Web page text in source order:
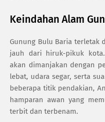
Keindahan Alam
Gunung Bulu Baria terletak
jauh dari hiruk-pikuk
akan dimanjakan dengan
lebat, udara segar, serta
beberapa titik pendakian,
hamparan awan yang
terbit dan terbenam.